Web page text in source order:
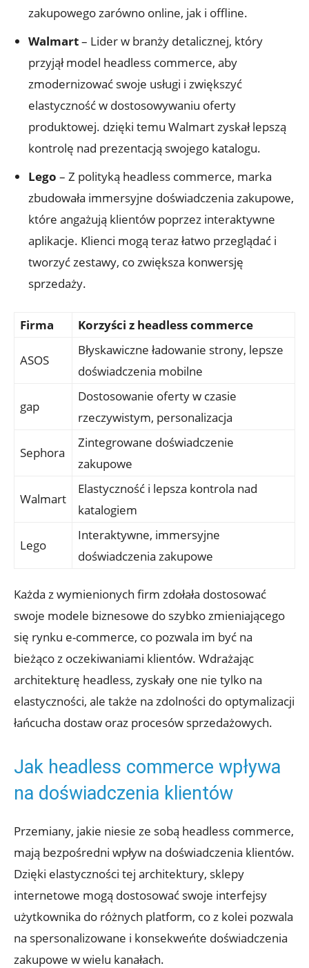
zakupowego zarówno online, jak i ⁤offline.
Walmart– Lider w⁢ branży detalicznej, który
przyjął model headless ‌commerce, aby
zmodernizować swoje usługi ‌i zwiększyć
elastyczność‌ w dostosowywaniu ‍oferty
produktowej. dzięki ⁤temu Walmart zyskał lepszą
⁢kontrolę nad prezentacją swojego katalogu.
Lego – Z polityką‍ headless commerce, marka
zbudowała immersyjne doświadczenia zakupowe,
które angażują klientów poprzez interaktywne
aplikacje. Klienci mogą teraz łatwo przeglądać i
tworzyć zestawy, co zwiększa konwersję⁢
sprzedaży.
Firma Korzyści z headless ⁣commerce
ASOS
Błyskawiczne⁢ ładowanie​ strony, lepsze
doświadczenia ⁤mobilne
gap
Dostosowanie oferty ⁤w czasie
rzeczywistym, personalizacja
Sephora
Zintegrowane doświadczenie
zakupowe
Walmart
Elastyczność i lepsza kontrola nad⁢
katalogiem
Lego
Interaktywne, immersyjne
doświadczenia‌ zakupowe
Każda z ‍wymienionych firm zdołała ⁣dostosować
swoje⁢ modele biznesowe do szybko ‌zmieniającego
się rynku e-commerce, co pozwala im ⁢być⁣ na
bieżąco z oczekiwaniami klientów. Wdrażając⁢
architekturę headless, zyskały one nie tylko na
elastyczności, ale także na zdolności‌ do optymalizacji
⁤łańcucha dostaw oraz procesów sprzedażowych.
Jak headless commerce wpływa
na doświadczenia ‌klientów
Przemiany, jakie ⁤niesie ze sobą headless commerce,⁤
mają bezpośredni ​wpływ na doświadczenia klientów.
Dzięki​ elastyczności tej architektury, sklepy
internetowe ‍mogą dostosować swoje interfejsy
użytkownika do różnych platform,‍ co z⁢ kolei pozwala
na​ spersonalizowane​ i konsekweńte doświadczenia
zakupowe w wielu kanałach.